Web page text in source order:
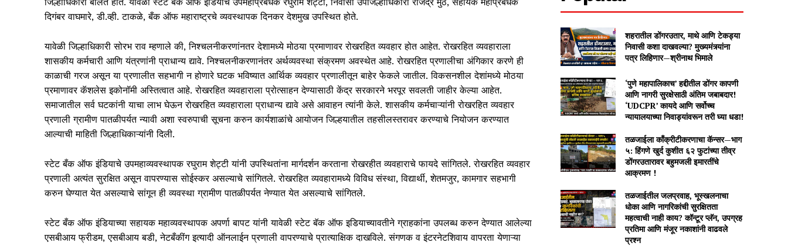
दिगंबर वाघमारे, डी.व्ही. टाकळे, बँक ऑफ महाराष्ट्रचे व्यवस्थापक दिनकर देशमुख उपस्थित होते.
यावेळी जिल्हाधिकारी सोरभ राव म्हणाले की, निश्चलनीकरणांनतर देशामध्ये मोठया प्रमाणावर रोखरहित व्यवहार होत आहेत. रोखरहित व्यवहाराला
शासकीय कर्मचारी आणि यंत्रणांनी प्राधान्य द्यावे. निश्चलनीकरणानंतर अर्थव्यवस्था संक्रमण अवस्थेत आहे. रोखरहित प्रणालीचा अंगिकार करणे ही
काळाची गरज असून या प्रणालीत सहभागी न होणारे घटक भविष्यात आर्थिक व्यवहार प्रणालीतून बाहेर फेकले जातील. विकसनशील देशांमध्ये मोठया
प्रमाणावर कॅशलेस इकोनॉमी अस्तित्वात आहे. रोखरहित व्यवहाराला प्रोत्साहन देण्यासाठी केंद्र सरकारने भरपूर सवलती जाहीर केल्या आहेत.
समाजातील सर्व घटकांनी याचा लाभ घेऊन रोखरहित व्यवहाराला प्राधान्य द्यावे असे आवाहन त्यांनी केले. शासकीय कर्मचाऱ्यांनी रोखरहित व्यवहार
प्रणाली ग्रामीण पातळीपर्यत न्यावी अशा स्वरुपाची सूचना करुन कार्यशाळांचे आयोजन जिल्हयातील तहसीलस्तरावर करण्याचे नियोजन करण्यात
आल्याची माहिती जिल्हाधिकाऱ्यांनी दिली.
स्टेट बँक ऑफ इंडियाचे उपमहाव्यवस्थापक रघुराम शेट्टी यांनी उपस्थितांना मार्गदर्शन करताना रोखरहीत व्यवहाराचे फायदे सांगितले. रोखरहित व्यवहार
प्रणाली अत्यंत सुरक्षित असून वापरण्यास सोईस्कर असल्याचे सांगितले. रोखरहित व्यवहारामध्ये विविध संस्था, विद्यार्थी, शेतमजुर, कामगार सहभागी
करुन घेण्यात येत असल्याचे सांगून ही व्यवस्था ग्रामीण पातळीपर्यत नेण्यात येत असल्याचे सांगितले.
स्टेट बँक ऑफ इंडियाच्या सहायक महाव्यवस्थापक अपर्णा बापट यांनी यावेळी स्टेट बॅक ऑफ इडियाच्यावतीने ग्राहकांना उपलब्ध करुन देण्यात आलेल्या
एसबीआय फ्रीडम, एसबीआय बडी, नेटबँकींग इत्यादी ऑनलाईन प्रणाली वापरण्याचे प्रात्याक्षिक दाखविले. संगणक व इंटरनेटशिवाय वापरता येणाऱ्या
शहरातील डोंगरउतार, माथे आणि टेकड्या
निवासी कशा दाखवल्या? मुख्यमंत्र्यांना
पत्र लिहिणार—श्रीनाथ भिमाले
‘पुणे महापालिकाच’ हद्दीतील डोंगर कापणी
आणि नागरी सुरक्षेसाठी अंतिम जबाबदार!
‘UDCPR’ कायदे आणि सर्वोच्च
न्यायालयाच्या निवाड्यांवरून तरी घ्या धडा!
तळजाईला काँक्रीटीकरणाचा कॅन्सर—भाग
५: हिंगणे खुर्द कुशीत ६२ फुटांच्या तीव्र
डोंगरउतारावर बहुमजली इमारतींचे
आक्रमण !
तळजाईतील जलप्रवाह, भूस्खलनाचा
धोका आणि नागरिकांची सुरक्षितता
महत्वाची नाही काय? कॉन्टूर प्लॅन, उपग्रह
प्रतिमा आणि मंजूर नकाशांनी वाढवले
प्रश्न